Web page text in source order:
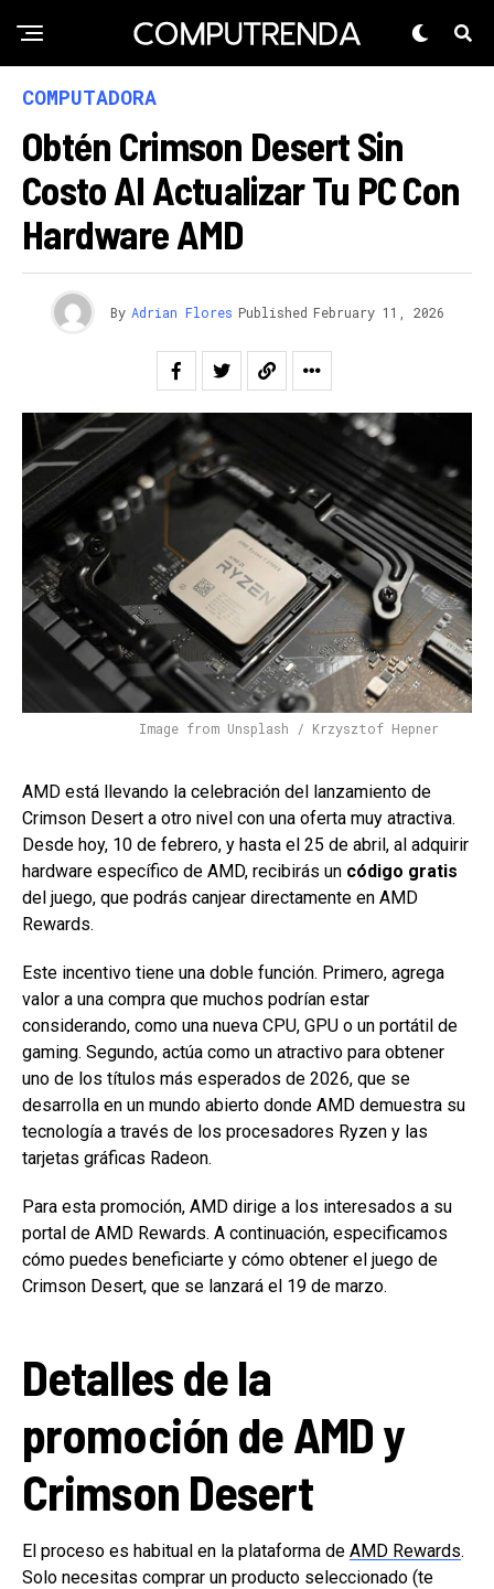
COMPUTADORA
Obtén Crimson Desert Sin
Costo Al Actualizar Tu PC Con
Hardware AMD
By Adrian Flores Published February 11, 2026
Image from Unsplash / Krzysztof Hepner
AMD está llevando la celebración del lanzamiento de
Crimson Desert a otro nivel con una oferta muy atractiva.
Desde hoy, 10 de febrero, y hasta el 25 de abril, al adquirir
hardware específico de AMD, recibirás un código gratis
del juego, que podrás canjear directamente en AMD
Rewards.
Este incentivo tiene una doble función. Primero, agrega
valor a una compra que muchos podrían estar
considerando, como una nueva CPU, GPU o un portátil de
gaming. Segundo, actúa como un atractivo para obtener
uno de los títulos más esperados de 2026, que se
desarrolla en un mundo abierto donde AMD demuestra su
tecnología a través de los procesadores Ryzen y las
tarjetas gráficas Radeon.
Para esta promoción, AMD dirige a los interesados a su
portal de AMD Rewards. A continuación, especificamos
cómo puedes beneficiarte y cómo obtener el juego de
Crimson Desert, que se lanzará el 19 de marzo.
Detalles de la
promoción de AMD y
Crimson Desert
El proceso es habitual en la plataforma de AMD Rewards.
Solo necesitas comprar un producto seleccionado (te